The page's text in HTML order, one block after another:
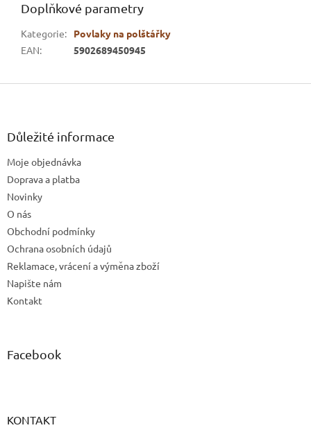
Doplňkové parametry
Kategorie:
Povlaky na polštářky
EAN: 5902689450945
Důležité informace
Moje objednávka
Doprava a platba
Novinky
O nás
Obchodní podmínky
Ochrana osobních údajů
Reklamace, vrácení a výměna zboží
Napište nám
Kontakt
Facebook
KONTAKT